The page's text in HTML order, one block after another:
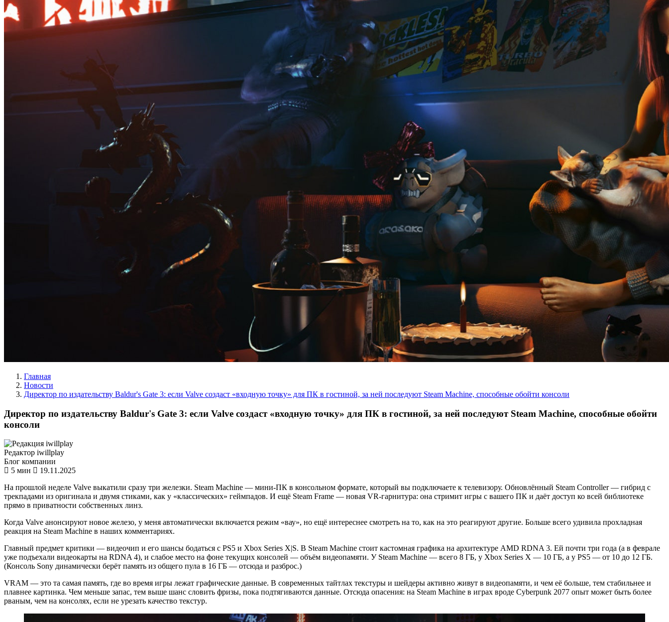
Главная
Новости
Директор по издательству Baldur's Gate 3: если Valve создаст «входную точку» для ПК в гостиной, за ней последуют Steam Machine, способные обойти консоли
Директор по издательству Baldur's Gate 3: если Valve создаст «входную точку» для ПК в гостиной, за ней последуют Steam Machine, способные обойти
консоли
Редактор iwillplay
Блог компании
5 мин
19.11.2025
На прошлой неделе Valve выкатили сразу три железки. Steam Machine — мини‑ПК в консольном формате, который вы подключаете к телевизору. Обновлённый Steam Controller — гибрид с
трекпадами из оригинала и двумя стиками, как у «классических» геймпадов. И ещё Steam Frame — новая VR‑гарнитура: она стримит игры с вашего ПК и даёт доступ ко всей библиотеке
прямо в приватности собственных линз.
Когда Valve анонсируют новое железо, у меня автоматически включается режим «вау», но ещё интереснее смотреть на то, как на это реагируют другие. Больше всего удивила прохладная
реакция на Steam Machine в наших комментариях.
Главный предмет критики — видеочип и его шансы бодаться с PS5 и Xbox Series X|S. В Steam Machine стоит кастомная графика на архитектуре AMD RDNA 3. Ей почти три года (а в феврале
уже подъехали видеокарты на RDNA 4), и слабое место на фоне текущих консолей — объём видеопамяти. У Steam Machine — всего 8 ГБ, у Xbox Series X — 10 ГБ, а у PS5 — от 10 до 12 ГБ.
(Консоль Sony динамически берёт память из общего пула в 16 ГБ — отсюда и разброс.)
VRAM — это та самая память, где во время игры лежат графические данные. В современных тайтлах текстуры и шейдеры активно живут в видеопамяти, и чем её больше, тем стабильнее и
плавнее картинка. Чем меньше запас, тем выше шанс словить фризы, пока подтягиваются данные. Отсюда опасения: на Steam Machine в играх вроде Cyberpunk 2077 опыт может быть более
рваным, чем на консолях, если не урезать качество текстур.